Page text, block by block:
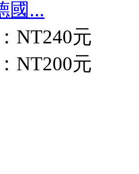
國...
NT240元
NT200元